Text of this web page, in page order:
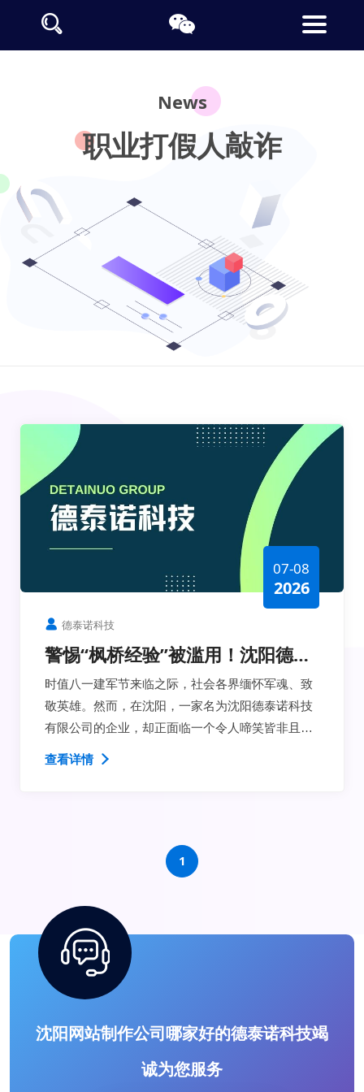
News
职业打假人敲诈
07-08
2026
德泰诺科技
警惕“枫桥经验”被滥用！沈阳德泰
诺科技向职能部门反馈职业打假人
敲诈行为
时值八一建军节来临之际，社会各界缅怀军魂、致
敬英雄。然而，在沈阳，一家名为沈阳德泰诺科技
有限公司的企业，却正面临一个令人啼笑皆非且倍
感困扰的局面——个别职业打假人竟试图借“枫桥经
查看详情
1
沈阳网站制作公司哪家好的德泰诺科技竭
诚为您服务